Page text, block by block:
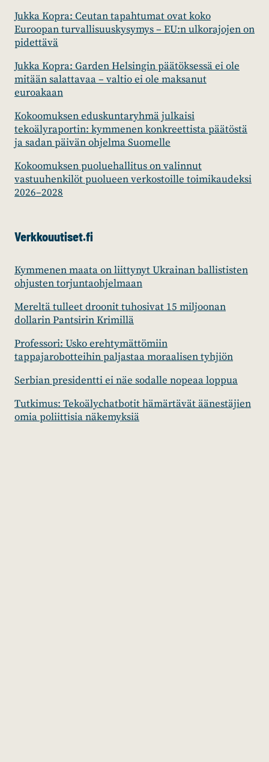
Jukka Kopra: Ceutan tapahtumat ovat koko
Euroopan turvallisuuskysymys – EU:n ulkorajojen on
pidettävä
Jukka Kopra: Garden Helsingin päätöksessä ei ole
mitään salattavaa – valtio ei ole maksanut
euroakaan
Kokoomuksen eduskuntaryhmä julkaisi
tekoälyraportin: kymmenen konkreettista päätöstä
ja sadan päivän ohjelma Suomelle
Kokoomuksen puoluehallitus on valinnut
vastuuhenkilöt puolueen verkostoille toimikaudeksi
2026–2028
Verkkouutiset.fi
Kymmenen maata on liittynyt Ukrainan ballististen
ohjusten torjuntaohjelmaan
Mereltä tulleet droonit tuhosivat 15 miljoonan
dollarin Pantsirin Krimillä
Professori: Usko erehtymättömiin
tappajarobotteihin paljastaa moraalisen tyhjiön
Serbian presidentti ei näe sodalle nopeaa loppua
Tutkimus: Tekoälychatbotit hämärtävät äänestäjien
omia poliittisia näkemyksiä